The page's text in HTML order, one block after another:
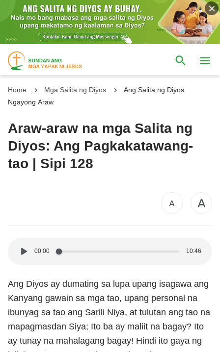
Home Mga Salita ng Diyos
Ang Salita ng Diyos
Ngayong Araw
Araw-araw na mga Salita ng
Diyos: Ang Pagkakatawang-
tao | Sipi 128
00:00 10:46
Ang Diyos ay dumating sa lupa upang isagawa ang
Kanyang gawain sa mga tao, upang personal na
ibunyag sa tao ang Sarili Niya, at tulutan ang tao na
mapagmasdan Siya; Ito ba ay maliit na bagay? Ito
ay tunay na mahalagang bagay! Hindi ito gaya ng